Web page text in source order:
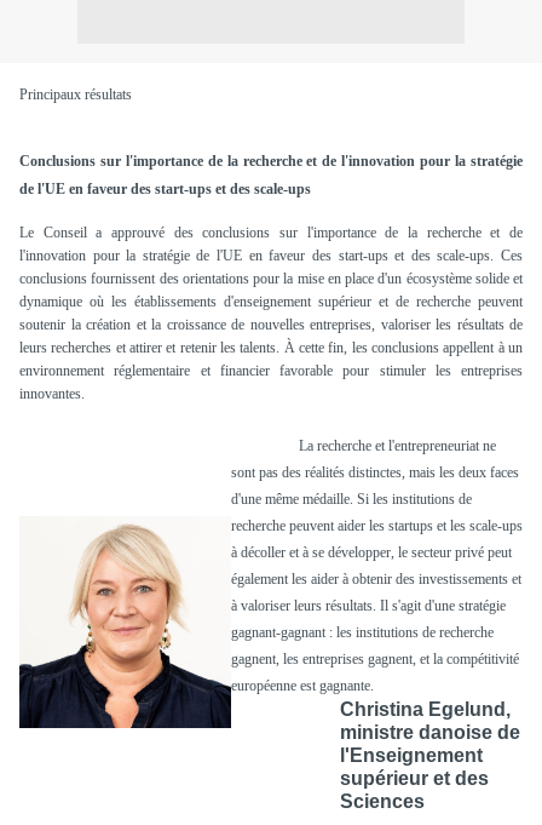
Principaux résultats
Conclusions sur l'importance de la recherche et de l'innovation pour la stratégie
de l'UE en faveur des start-ups et des scale-ups
Le Conseil a approuvé des conclusions sur l'importance de la recherche et de
l'innovation pour la stratégie de l'UE en faveur des start-ups et des scale-ups. Ces
conclusions fournissent des orientations pour la mise en place d'un écosystème solide et
dynamique où les établissements d'enseignement supérieur et de recherche peuvent
soutenir la création et la croissance de nouvelles entreprises, valoriser les résultats de
leurs recherches et attirer et retenir les talents. À cette fin, les conclusions appellent à un
environnement réglementaire et financier favorable pour stimuler les entreprises
innovantes.
La recherche et l'entrepreneuriat ne
sont pas des réalités distinctes, mais les deux faces
d'une même médaille. Si les institutions de
recherche peuvent aider les startups et les scale-ups
à décoller et à se développer, le secteur privé peut
également les aider à obtenir des investissements et
à valoriser leurs résultats. Il s'agit d'une stratégie
gagnant-gagnant : les institutions de recherche
gagnent, les entreprises gagnent, et la compétitivité
européenne est gagnante.
Christina Egelund,
ministre danoise de
l'Enseignement
supérieur et des
Sciences